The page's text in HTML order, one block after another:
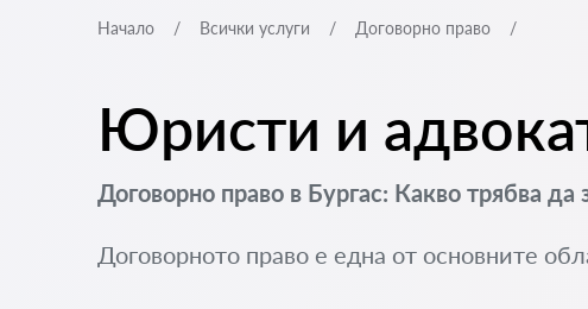
Начало Всички услуги Договорно право
Юристи и
Договорно право в Бургас: Какво трябва
Договорното право е една от основните